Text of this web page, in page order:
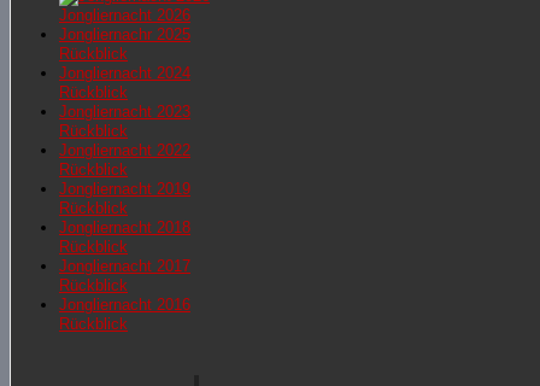
Jongliernacht 2026
Jongliernachr 2025
Rückblick
Jongliernacht 2024
Rückblick
Jongliernacht 2023
Rückblick
Jongliernacht 2022
Rückblick
Jongliernacht 2019
Rückblick
Jongliernacht 2018
Rückblick
Jongliernacht 2017
Rückblick
Jongliernacht 2016
Rückblick